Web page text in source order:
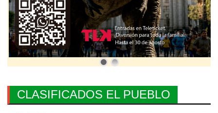
CLASIFICADOS EL PUEBLO